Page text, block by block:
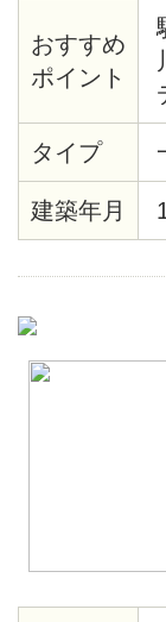
おすすめ
ポイント
タイプ
建築年月